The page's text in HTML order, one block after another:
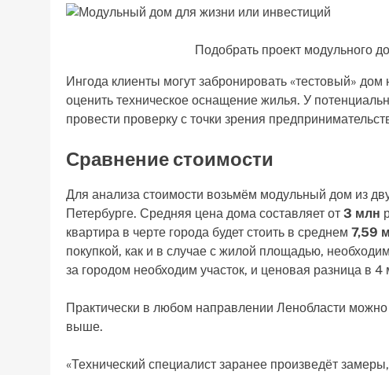
Подобрать проект модульного
Ингода клиенты могут забронировать «тестовый»
оценить техническое оснащение жилья. У
провести проверку с точки зрения
Сравнение стоимости
Для анализа стоимости возьмём модульный дом из
Петербурге. Средняя цена дома составляет от 3 млн
квартира в черте города будет стоить в среднем 7,59
покупкой, как и в случае с жилой площадью,
за городом необходим участок, и ценовая разница в 4
Практически в любом направлении Ленобласти
выше.
«Технический специалист заранее произведёт